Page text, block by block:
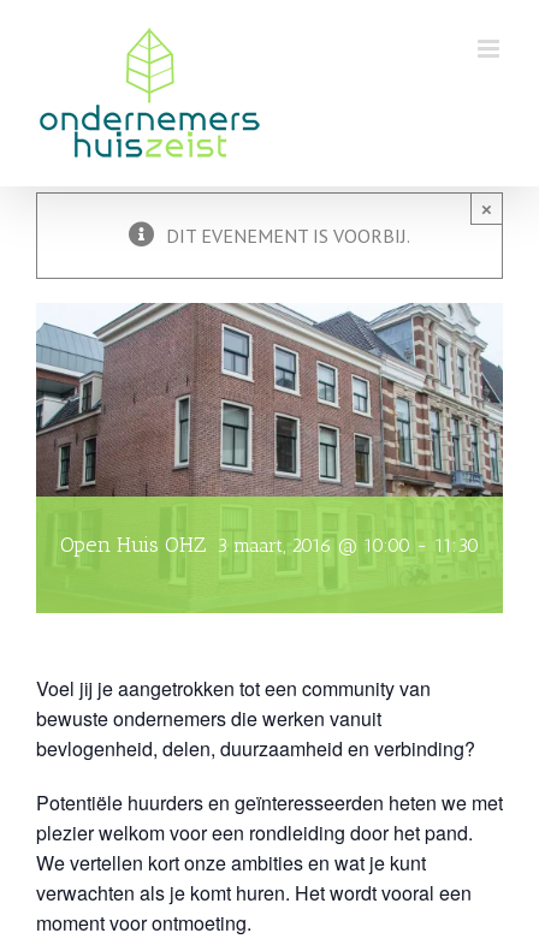
×
DIT EVENEMENT IS VOORBIJ.
Open Huis OHZ 3 maart, 2016 @ 10:00 - 11:30
Voel jij je aangetrokken tot een community van
bewuste ondernemers die werken vanuit
bevlogenheid, delen, duurzaamheid en verbinding?
Potentiële huurders en geïnteresseerden heten we met
plezier welkom voor een rondleiding door het pand.
We vertellen kort onze ambities en wat je kunt
verwachten als je komt huren. Het wordt vooral een
moment voor ontmoeting.